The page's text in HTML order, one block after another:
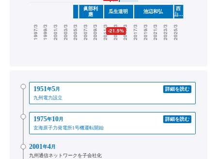
1951年5月
詳細を読む
九州電力設立
1975年10月
詳細を読む
玄海原子力発電所1号機運転開始
2001年4月
九州通信ネットワークを子会社化